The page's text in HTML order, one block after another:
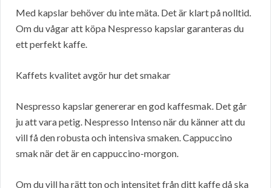
Med kapslar behöver du inte mäta. Det är klart på nolltid.
Om du vågar att köpa Nespresso kapslar garanteras du
ett perfekt kaffe.
Kaffets kvalitet avgör hur det smakar
Nespresso kapslar genererar en god kaffesmak. Det går
ju att vara petig. Nespresso Intenso när du känner att du
vill få den robusta och intensiva smaken. Cappuccino
smak när det är en cappuccino-morgon.
Om du vill ha rätt ton och intensitet från ditt kaffe då ska